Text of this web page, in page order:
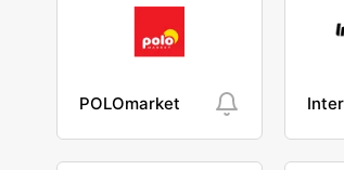
POLOmarket